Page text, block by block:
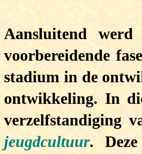
Aansluitend
voorbereidende
stadium in de
ontwikkeling. In
verzelfstandiging
jeugdcultuur.